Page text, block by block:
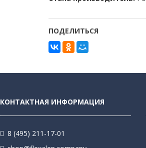
ПОДЕЛИТЬСЯ
КОНТАКТНАЯ ИНФОРМАЦИЯ
8 (495) 211-17-01